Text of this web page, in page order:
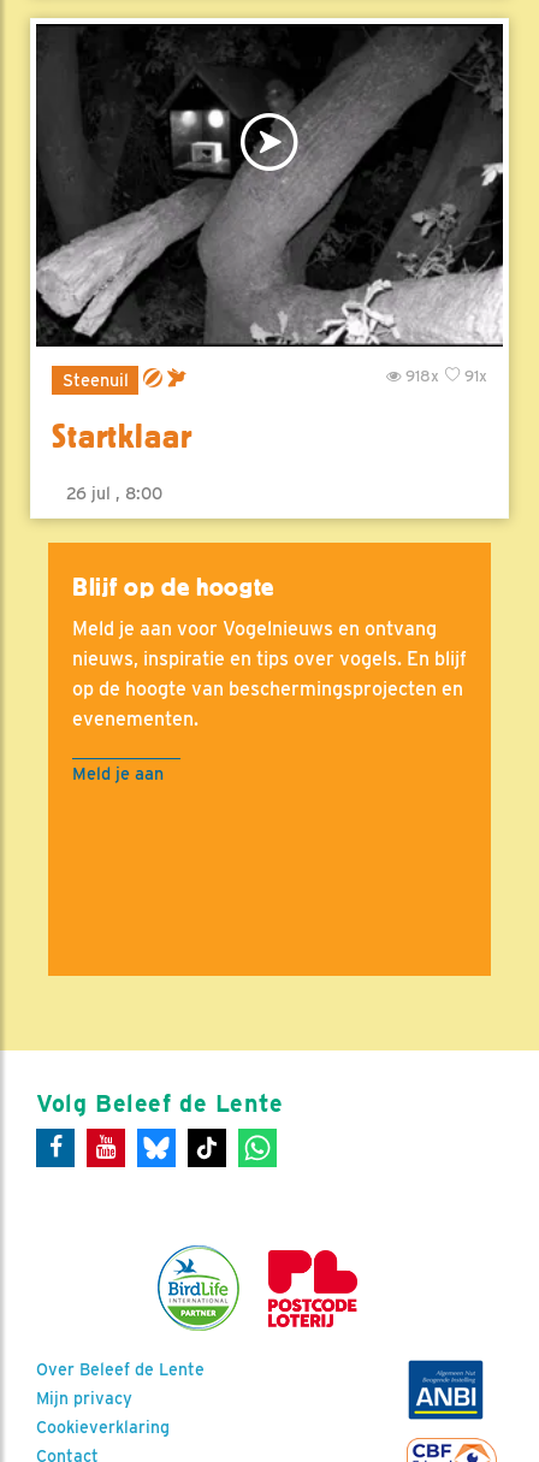
Steenuil 91x
918x
Startklaar
26 jul , 8:00
Blijf op de hoogte
Meld je aan voor Vogelnieuws en ontvang
nieuws, inspiratie en tips over vogels. En blijf
op de hoogte van beschermingsprojecten en
evenementen.
Meld je aan
Volg Beleef de Lente
Over Beleef de Lente
Mijn privacy
Cookieverklaring
Contact